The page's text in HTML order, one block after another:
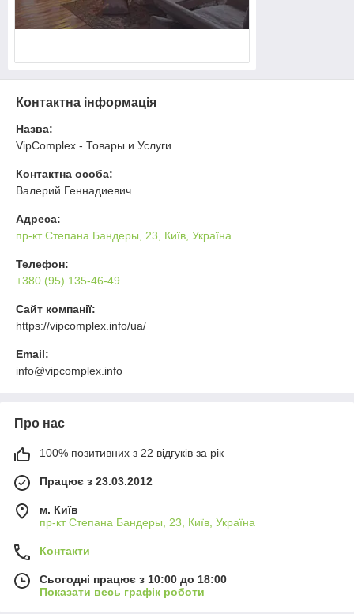
Контактна інформація
Назва:
VipComplex - Товары и Услуги
Контактна особа:
Валерий Геннадиевич
Адреса:
пр-кт Степана Бандеры, 23, Київ, Україна
Телефон:
+380 (95) 135-46-49
Сайт компанії:
https://vipcomplex.info/ua/
Email:
info@vipcomplex.info
Про нас
100% позитивних з 22 відгуків за рік
Працює з 23.03.2012
м. Київ
пр-кт Степана Бандеры, 23, Київ, Україна
Контакти
Сьогодні працює з 10:00 до 18:00
Показати весь графік роботи